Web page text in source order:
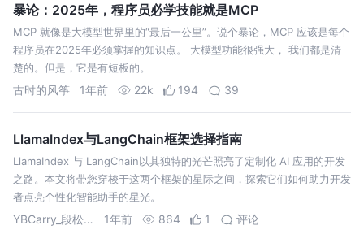
暴论：2025年，程序员必学技能就是MCP
MCP 就像是大模型世界里的“最后一公里”。说个暴论，MCP 应该是每个
程序员在2025年必须掌握的知识点。 大模型功能很强大， 我们都是清
楚的。但是，它是有短板的。
古时的风筝 1年前 22k 194 39
LlamaIndex与LangChain框架选择指南
LlamaIndex 与 LangChain以其独特的光芒照亮了定制化 AI 应用的开发
之路。本文将带您穿梭于这两个框架的星际之间，探索它们如何助力开发
者点亮个性化智能助手的星光。
YBCarry_段松啓 1年前 864 1 评论